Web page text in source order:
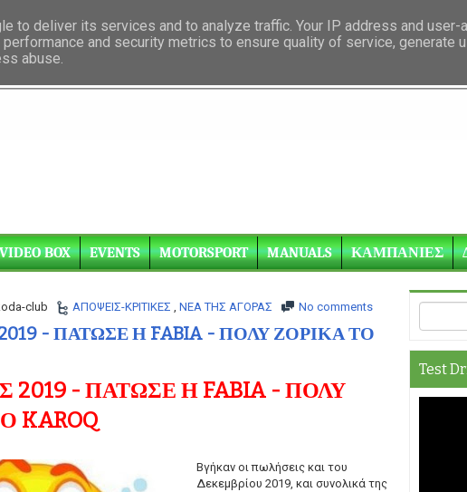
VIDEO BOX EVENTS MOTORSPORT MANUALS ΚΑΜΠΑΝΙΕΣ
club ΑΠΟΨΕΙΣ-ΚΡΙΤΙΚΕΣ , NEA THΣ ΑΓΟΡΑΣ No comments
- ΠΑΤΩΣΕ Η FABIA - ΠΟΛΥ ΖΟΡΙΚΑ ΤΟ
2019 - ΠΑΤΩΣΕ Η FABIA - ΠΟΛΥ
KAROQ
Βγήκαν οι πωλήσεις και του
Δεκεμβρίου 2019, και συνολικά της
Test
to deliver its services and to analyze traffic. Your IP address and user-
and security metrics to ensure quality of service, generate
abuse.